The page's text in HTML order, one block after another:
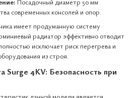
современных консолей и опор.
имеет продуманную систему
радиатор эффективно отводит
исключает риск перегрева и
из строя.
Surge 4KV: Безопасность при